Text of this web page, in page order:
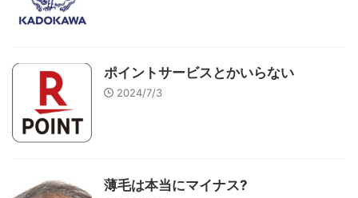
ポイントサービスとかいらない
2024/7/3
薄毛は本当にマイナス?